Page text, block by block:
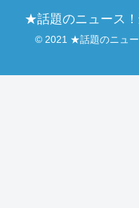
★話題のニュース！
© 2021 ★話題のニュー